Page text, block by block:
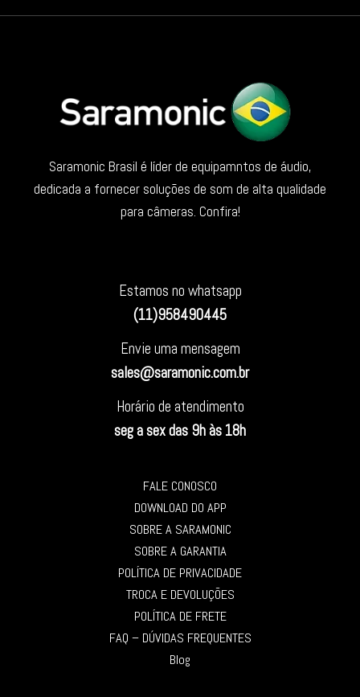
Saramonic Brasil é líder de equipamntos de áudio,
dedicada a fornecer soluções de som de alta qualidade
para câmeras. Confira!
Estamos no whatsapp
(11)958490445
Envie uma mensagem
sales@saramonic.com.br
Horário de atendimento
seg a sex das 9h às 18h
FALE CONOSCO
DOWNLOAD DO APP
SOBRE A SARAMONIC
SOBRE A GARANTIA
POLÍTICA DE PRIVACIDADE
TROCA E DEVOLUÇÕES
POLÍTICA DE FRETE
FAQ – DÚVIDAS FREQUENTES
Blog